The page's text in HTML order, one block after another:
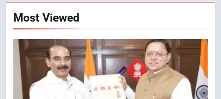
Most Viewed
विकास और पर्यटन का नया केंद्र
6
आपदा के मलबे से उम्मीद की नई सुबह,
मुख्यमंत्री धामी ने ₹33 करोड़ के विकास
और राहत कार्यों से धराली को फिर खड़ा
कर बनाया भरोसे का प्रतीक
उत्तराखंड